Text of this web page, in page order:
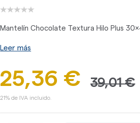
Mantelín Chocolate Textura Hilo Plus
Leer más
25,36 € 39,01 €
21% de IVA incluido.